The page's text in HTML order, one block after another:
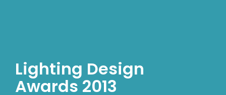
Lighting Design
Awards 2013